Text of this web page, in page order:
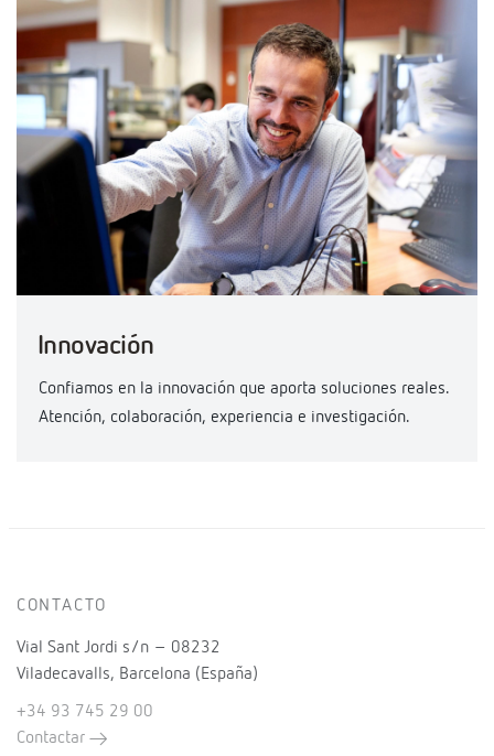
Innovación
Confiamos en la innovación que aporta soluciones reales.
Atención, colaboración, experiencia e investigación.
CONTACTO
Vial Sant Jordi s/n – 08232
Viladecavalls, Barcelona (España)
+34 93 745 29 00
Contactar